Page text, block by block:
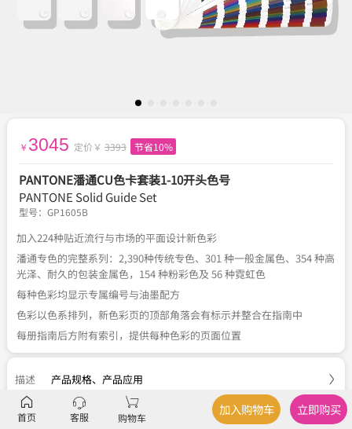
￥ 3045 定价￥ 3393 节省10%
PANTONE潘通CU色卡套装1-10开头色号
PANTONE Solid Guide Set
型号： GP1605B
加入224种贴近流行与市场的平面设计新色彩
潘通专色的完整系列：2,390种传统专色、301 种一般金属色、354 种高
光泽、耐久的包装金属色，154 种粉彩色及 56 种霓虹色
每种色彩均显示专属编号与油墨配方
色彩以色系排列，新色彩页的顶部角落会有标示并整合在指南中
每册指南后方附有索引，提供每种色彩的页面位置
描述 产品规格、 产品应用
参数 品牌、型号、类型
首页 客服 购物车
加入购物车 立即购买